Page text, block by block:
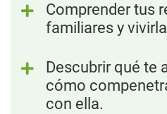
Comprender tus
familiares y
Descubrir qué te
cómo
con ella.